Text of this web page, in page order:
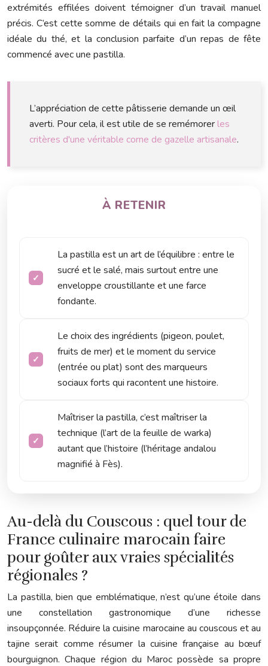
extrémités effilées doivent témoigner d’un travail manuel
précis. C’est cette somme de détails qui en fait la compagne
idéale du thé, et la conclusion parfaite d’un repas de fête
commencé avec une pastilla.
L’appréciation de cette pâtisserie demande un œil
averti. Pour cela, il est utile de se remémorerles
critères d'une véritable corne de gazelle artisanale.
À RETENIR
La pastilla est un art de l’équilibre : entre le
sucré et le salé, mais surtout entre une
enveloppe croustillante et une farce
fondante.
Le choix des ingrédients (pigeon, poulet,
fruits de mer) et le moment du service
(entrée ou plat) sont des marqueurs
sociaux forts qui racontent une histoire.
Maîtriser la pastilla, c’est maîtriser la
technique (l’art de la feuille de warka)
autant que l’histoire (l’héritage andalou
magnifié à Fès).
Au-delà du Couscous : quel tour de
France culinaire marocain faire
pour goûter aux vraies spécialités
régionales ?
La pastilla, bien que emblématique, n’est qu’une étoile dans
une constellation gastronomique d’une richesse
insoupçonnée. Réduire la cuisine marocaine au couscous et au
tajine serait comme résumer la cuisine française au bœuf
bourguignon. Chaque région du Maroc possède sa propre